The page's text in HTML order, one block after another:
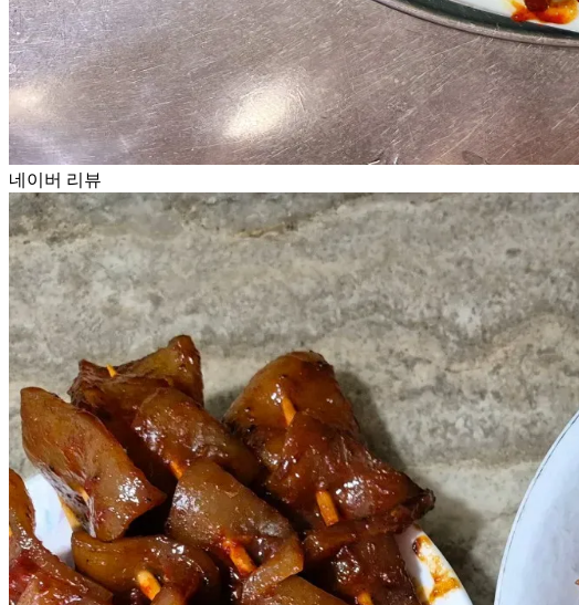
네이버 리뷰